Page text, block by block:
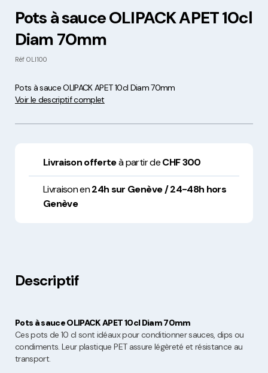
Pots à sauce OLIPACK APET 10cl
Diam 70mm
Réf OLI100
Pots à sauce OLIPACK APET 10cl Diam 70mm
Voir le descriptif complet
Livraison offerteà partir deCHF 300
Livraison en24h sur Genève / 24-48h hors
Genève
Descriptif
Pots à sauce OLIPACK APET 10cl Diam 70mm
Ces pots de 10 cl sont idéaux pour conditionner sauces, dips ou
condiments. Leur plastique PET assure légèreté et résistance au
transport.